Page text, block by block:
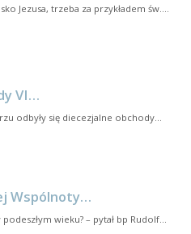
Jezusa, trzeba za przykładem św.…
VI…
odbyły się diecezjalne obchody…
Wspólnoty…
wieku? – pytał bp Rudolf…